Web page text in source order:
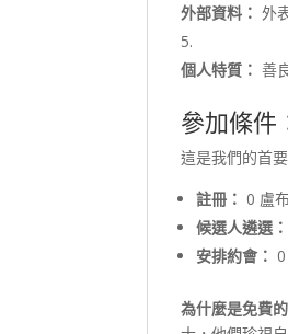
外部資料： 外
個人特質： 善
參加條件
這是我們的首
註冊： 0 盧
候選人遴選：
安排約會：
為什麼是免費